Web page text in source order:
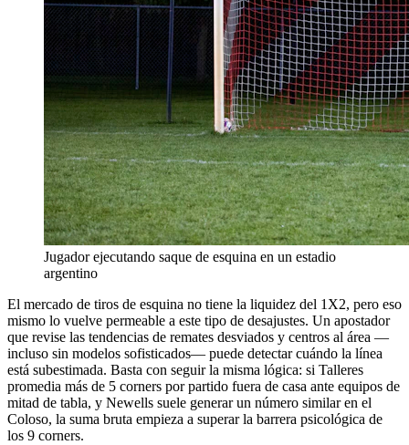
Jugador ejecutando saque de esquina en un estadio
argentino
El mercado de tiros de esquina no tiene la liquidez del 1X2, pero eso
mismo lo vuelve permeable a este tipo de desajustes. Un apostador
que revise las tendencias de remates desviados y centros al área —
incluso sin modelos sofisticados— puede detectar cuándo la línea
está subestimada. Basta con seguir la misma lógica: si Talleres
promedia más de 5 corners por partido fuera de casa ante equipos de
mitad de tabla, y Newells suele generar un número similar en el
Coloso, la suma bruta empieza a superar la barrera psicológica de
los 9 corners.